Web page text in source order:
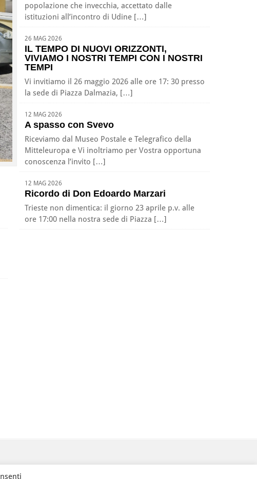
popolazione che invecchia, accettato dalle
istituzioni all’incontro di Udine […]
26 MAG 2026
IL TEMPO DI NUOVI ORIZZONTI,
VIVIAMO I NOSTRI TEMPI CON I NOSTRI
TEMPI
Vi invitiamo il 26 maggio 2026 alle ore 17: 30 presso
la sede di Piazza Dalmazia, […]
12 MAG 2026
A spasso con Svevo
Riceviamo dal Museo Postale e Telegrafico della
Mitteleuropa e Vi inoltriamo per Vostra opportuna
conoscenza l’invito […]
12 MAG 2026
Ricordo di Don Edoardo Marzari
Trieste non dimentica: il giorno 23 aprile p.v. alle
ore 17:00 nella nostra sede di Piazza […]